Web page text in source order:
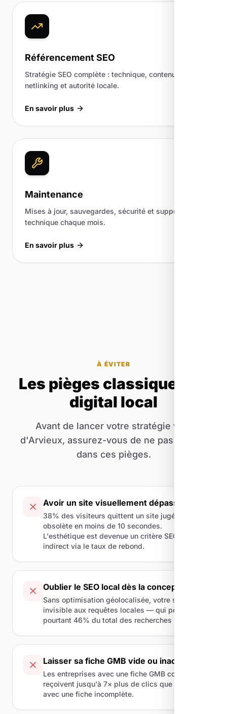
Référencement SEO
Stratégie SEO complète : technique, contenu,
netlinking et autorité locale.
En savoir plus
Maintenance
Mises à jour, sauvegardes, sécurité et support
technique chaque mois.
En savoir plus
À ÉVITER
Les pièges classiques du
digital local
Avant de lancer votre stratégie web
d'Arvieux, assurez-vous de ne pas tomber
dans ces pièges.
Avoir un site visuellement dépassé
38% des visiteurs quittent un site jugé
obsolète en moins de 10 secondes.
L'esthétique est devenue un critère SEO
indirect via le taux de rebond.
Oublier le SEO local dès la conception
Sans optimisation géolocalisée, votre site reste
invisible aux requêtes locales — qui pèsent
pourtant 46% du total des recherches Google.
Laisser sa fiche GMB vide ou inactive
Les entreprises avec une fiche GMB complète
reçoivent jusqu'à 7× plus de clics que celles
avec une fiche incomplète.